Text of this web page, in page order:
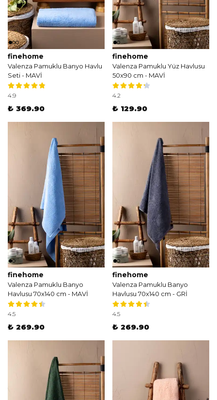
finehome
Valenza Pamuklu Banyo Havlu
Seti - MAVİ
4.9
₺ 369.90
finehome
Valenza Pamuklu Yüz Havlusu
50x90 cm - MAVİ
4.2
₺ 129.90
finehome
Valenza Pamuklu Banyo
Havlusu 70x140 cm - MAVİ
4.5
₺ 269.90
finehome
Valenza Pamuklu Banyo
Havlusu 70x140 cm - GRİ
4.5
₺ 269.90